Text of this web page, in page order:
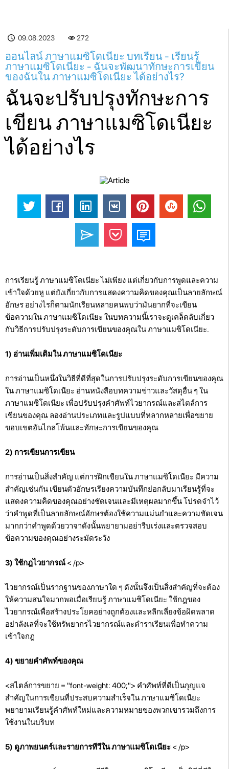
09.08.2023 272
ออนไลน์ ภาษาแมซิโดเนียะ บทเรียน - เรียนรู้
ภาษาแมซิโดเนียะ - ฉันจะพัฒนาทักษะการเขียน
ของฉันใน ภาษาแมซิโดเนียะ ได้อย่างไร?
ฉันจะปรับปรุงทักษะการ
เขียน ภาษาแมซิโดเนียะ
ได้อย่างไร
การเรียนรู้ ภาษาแมซิโดเนียะ ไม่เพียง แต่เกี่ยวกับการพูดและความ
เข้าใจด้วยหู แต่ยังเกี่ยวกับการแสดงความคิดของคุณเป็นลายลักษณ์
อักษร อย่างไรก็ตามนักเรียนหลายคนพบว่ามันยากที่จะเขียน
ข้อความใน ภาษาแมซิโดเนียะ ในบทความนี้เราจะดูเคล็ดลับเกี่ยว
กับวิธีการปรับปรุงระดับการเขียนของคุณใน ภาษาแมซิโดเนียะ.
1) อ่านเพิ่มเติมใน ภาษาแมซิโดเนียะ
การอ่านเป็นหนึ่งในวิธีที่ดีที่สุดในการปรับปรุงระดับการเขียนของคุณ
ใน ภาษาแมซิโดเนียะ อ่านหนังสือบทความข่าวและวัสดุอื่น ๆ ใน
ภาษาแมซิโดเนียะ เพื่อปรับปรุงคำศัพท์ไวยากรณ์และสไตล์การ
เขียนของคุณ ลองอ่านประเภทและรูปแบบที่หลากหลายเพื่อขยาย
ขอบเขตอันไกลโพ้นและทักษะการเขียนของคุณ
2) การเขียนการเขียน
การอ่านเป็นสิ่งสำคัญ แต่การฝึกเขียนใน ภาษาแมซิโดเนียะ มีความ
สำคัญเช่นกัน เขียนตัวอักษรเรียงความบันทึกย่อกลับมาเรียนรู้ที่จะ
แสดงความคิดของคุณอย่างชัดเจนและมีเหตุผลมากขึ้น โปรดจำไว้
ว่าคำพูดที่เป็นลายลักษณ์อักษรต้องใช้ความแม่นยำและความชัดเจน
มากกว่าคำพูดด้วยวาจาดังนั้นพยายามอย่ารีบเร่งและตรวจสอบ
ข้อความของคุณอย่างระมัดระวัง
3) ใช้กฎไวยากรณ์ < /p>
ไวยากรณ์เป็นรากฐานของภาษาใด ๆ ดังนั้นจึงเป็นสิ่งสำคัญที่จะต้อง
ให้ความสนใจมากพอเมื่อเรียนรู้ ภาษาแมซิโดเนียะ ใช้กฎของ
ไวยากรณ์เพื่อสร้างประโยคอย่างถูกต้องและหลีกเลี่ยงข้อผิดพลาด
อย่าลังเลที่จะใช้ทรัพยากรไวยากรณ์และตำราเรียนเพื่อทำความ
เข้าใจกฎ
4) ขยายคำศัพท์ของคุณ
<สไตล์การขยาย = "font-weight: 400;"> คำศัพท์ที่ดีเป็นกุญแจ
สำคัญในการเขียนที่ประสบความสำเร็จใน ภาษาแมซิโดเนียะ
พยายามเรียนรู้คำศัพท์ใหม่และความหมายของพวกเขารวมถึงการ
ใช้งานในบริบท
5) ดูภาพยนตร์และรายการทีวีใน ภาษาแมซิโดเนียะ < /p>